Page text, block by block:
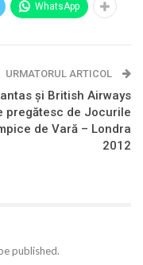
WhatsApp
URMATORUL ARTICOL
şi British Airways
pregătesc de Jocurile
de Vară – Londra
2012
published.